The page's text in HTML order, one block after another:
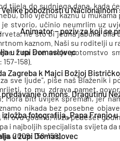
pobožnosti u Nacionalnom
Animator – poziv za koji se
u župi Domaslovec
Zagreba k Majci Božjoj
o mons. Dragutinu
fotografija „Papa Franjo u
u župi Domaslovec
tijela do sudnjega dana, kada
bilo vječnu kaznu u mukama
stvorio, učinio neumrlim uz
ne što bi jedna jabuka bila
kaznom. Naši su roditelji u
i na sve svoje potomstvo
158).
sve ljude", piše naš Blaženik i
to mu zdrava pamet
biti uvijek spreman, jer
nikada bez posebne
ovu godinu, ili za pedeset
i najboljih specijalista svijeta
2009: 158-159).